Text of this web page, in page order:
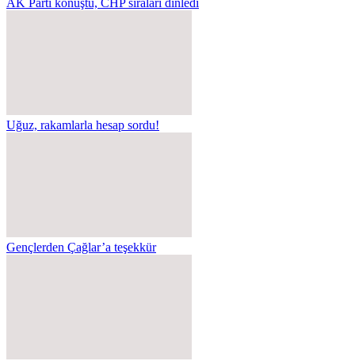
Uğuz, rakamlarla hesap sordu!
Gençlerden Çağlar’a teşekkür